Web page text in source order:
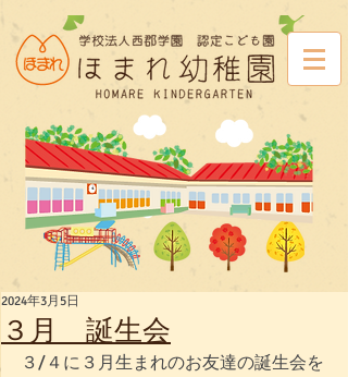
３月 誕生会
2024年3月5日
３/４に３月生まれのお友達の誕生会を